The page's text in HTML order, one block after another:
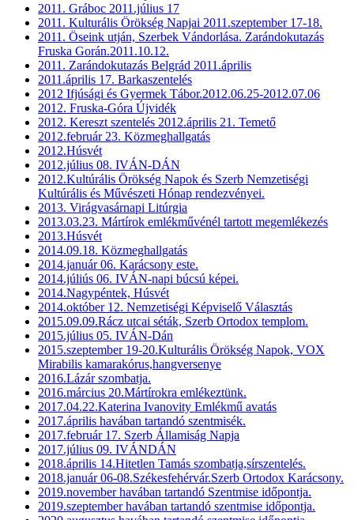
2011. Gráboc 2011.július 17
2011. Kulturális Örökség Napjai 2011.szeptember 17-18.
2011. Öseink utján, Szerbek Vándorlása. Zarándokutazás
Fruska Gorán.2011.10.12.
2011. Zarándokutazás Belgrád 2011.április
2011.április 17. Barkaszentelés
2012 Ifjúsági és Gyermek Tábor.2012.06.25-2012.07.06
2012. Fruska-Góra Újvidék
2012. Kereszt szentelés 2012.április 21. Temető
2012.február 23. Közmeghallgatás
2012.Húsvét
2012.július 08. IVÁN-DÁN
2012.Kultúrális Örökség Napok és Szerb Nemzetiségi
Kultúrális és Művészeti Hónap rendezvényei.
2013. Virágvasárnapi Litúrgia
2013.03.23. Mártírok emlékművénél tartott megemlékezés
2013.Húsvét
2014.09.18. Közmeghallgatás
2014.január 06. Karácsony este.
2014.júliús 06. IVÁN-napi búcsú képei.
2014.Nagypéntek, Húsvét
2014.október 12. Nemzetiségi Képviselő Választás
2015.09.09.Rácz utcai séták, Szerb Ortodox templom.
2015.július 05. IVÁN-Dán
2015.szeptember 19-20.Kulturális Örökség Napok, VOX
Mirabilis kamarakórus,hangversenye
2016.Lázár szombatja.
2016.március 20.Mártírokra emlékeztünk.
2017.04.22.Katerina Ivanovity Emlékmű avatás
2017.április havában tartandó szentmisék.
2017.február 17. Szerb Államiság Napja
2017.július 09. IVÁNDÁN
2018.április 14.Hitetlen Tamás szombatja,sírszentelés.
2018.január 06-08.Székesfehérvár.Szerb Ortodox Karácsony.
2019.november havában tartandó Szentmise időpontja.
2019.szeptember havában tartandó szentmise időpontja.